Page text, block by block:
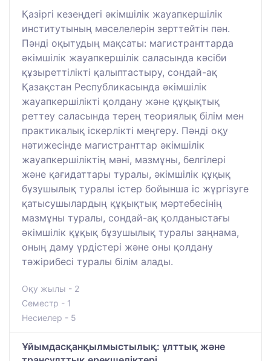
Қазіргі кезеңдегі әкімшілік жауапкершілік
институтының мәселелерін зерттейтін пән.
Пәнді оқытудың мақсаты: магистранттарда
әкімшілік жауапкершілік саласында кәсіби
құзыреттілікті қалыптастыру, сондай-ақ
Қазақстан Республикасында әкімшілік
жауапкершілікті қолдану және құқықтық
реттеу саласында терең теориялық білім мен
практикалық іскерлікті меңгеру. Пәнді оқу
нәтижесінде магистранттар әкімшілік
жауапкершіліктің мәні, мазмұны, белгілері
және қағидаттары туралы, әкімшілік құқық
бұзушылық туралы істер бойынша іс жүргізуге
қатысушылардың құқықтық мәртебесінің
мазмұны туралы, сондай-ақ қолданыстағы
әкімшілік құқық бұзушылық туралы заңнама,
оның даму үрдістері және оны қолдану
тәжірибесі туралы білім алады.
Оқу жылы - 2
Семестр - 1
Несиелер - 5
Ұйымдасқанқылмыстылық: ұлттық және